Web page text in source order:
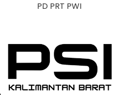
PD PRT PWI